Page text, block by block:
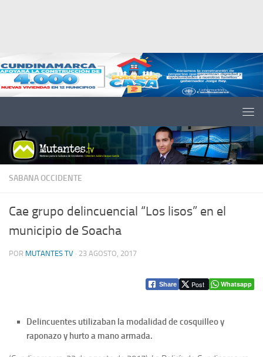
SABANA OCCIDENTE
Cae grupo delincuencial “Los lisos” en el
municipio de Soacha
POR MUTANTES TV · 23 AGOSTO, 2017
Share Post Whatsapp
Delincuentes utilizaban la modalidad de cosquilleo y
raponazo y hurto a mano armada.